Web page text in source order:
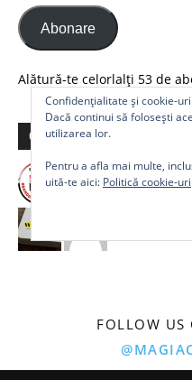
Abonare
Alătură-te celorlalți 53 de
Comunitate
Confidențialitate și cookie-
Dacă continui să folosești
utilizarea lor.
Pentru a afla mai multe,
uită-te aici: Politică cookie-uri
FOLLOW US